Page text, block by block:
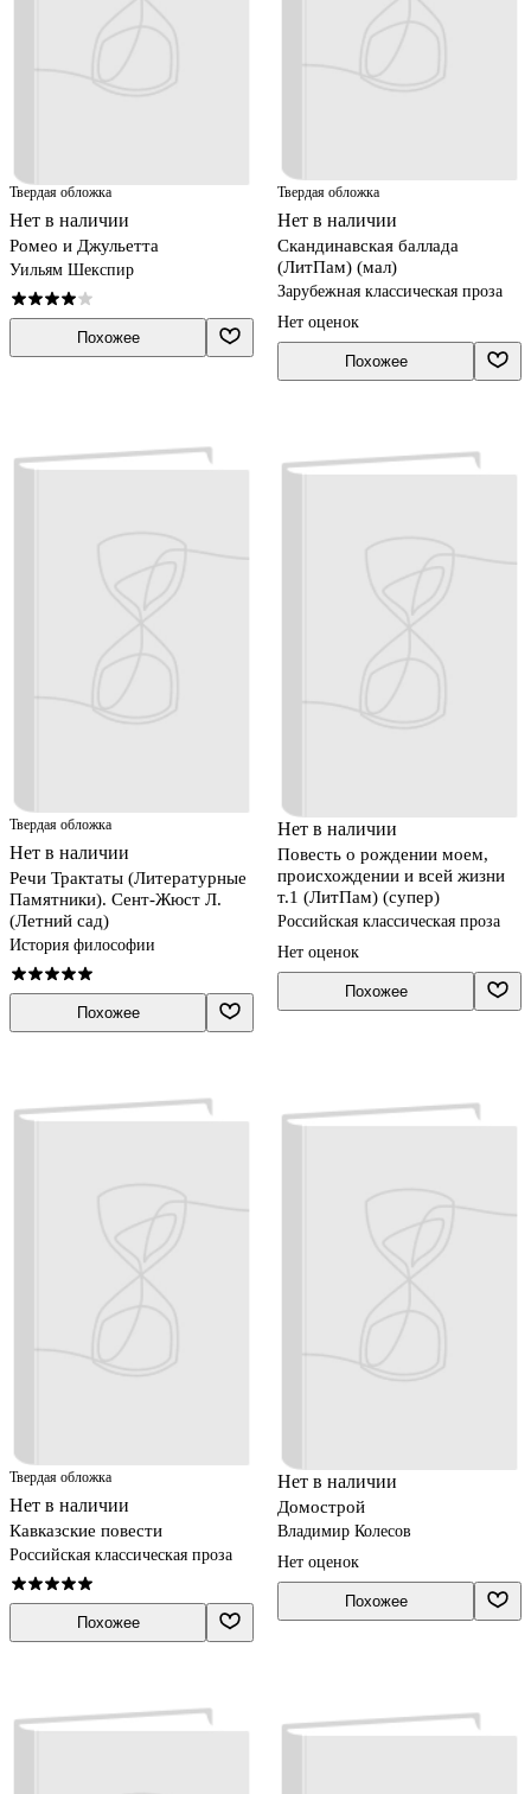
Твердая обложка
Нет в наличии
Ромео и Джульетта
Уильям Шекспир
Похожее
Твердая обложка
Нет в наличии
Скандинавская баллада
(ЛитПам) (мал)
Зарубежная классическая проза
Нет оценок
Похожее
Твердая обложка
Нет в наличии
Речи Трактаты (Литературные
Памятники). Сент-Жюст Л.
(Летний сад)
История философии
Похожее
Нет в наличии
Повесть о рождении моем,
происхождении и всей жизни
т.1 (ЛитПам) (супер)
Российская классическая проза
Нет оценок
Похожее
Твердая обложка
Нет в наличии
Кавказские повести
Российская классическая проза
Похожее
Нет в наличии
Домострой
Владимир Колесов
Нет оценок
Похожее